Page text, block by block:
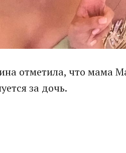
отметила, что мама
за дочь.